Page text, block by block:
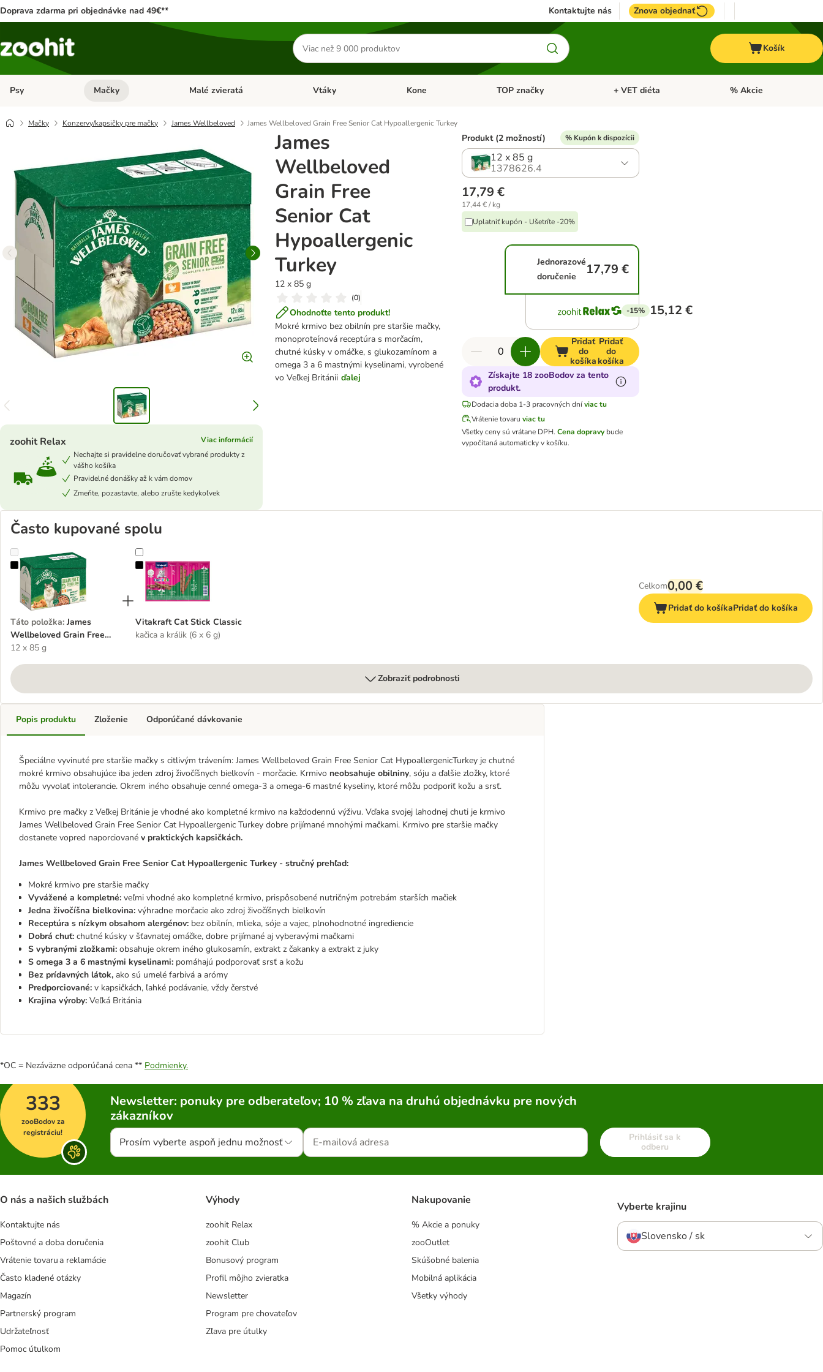
Doprava zdarma pri objednávke nad 49€** Kontaktujte nás Znova objednať
Hľadať
produkty
Košík
Psy Otvoriť menu: Psy
Mačky Otvoriť menu: Mačky
Malé zvieratá Otvoriť menu: Malé zvieratá
Vtáky Otvoriť menu: Vtáky
Kone Otvoriť menu: Kone
TOP značky Otvoriť menu: TOP značky
+ VET diéta Otvoriť menu: + VET diéta
% Akcie
Mačky Konzervy/kapsičky pre mačky James Wellbeloved James Wellbeloved Grain Free Senior Cat Hypoallergenic Turkey
James
Wellbeloved
Grain Free
Senior Cat
Hypoallergenic
Turkey
12 x 85 g
(0)
Ohodnoťte tento produkt!
Mokré krmivo bez obilnín pre staršie mačky,
monoproteínová receptúra s morčacím,
chutné kúsky v omáčke, s glukozamínom a
omega 3 a 6 mastnými kyselinami, vyrobené
vo Veľkej Británii ďalej
zoohit Relax
Viac informácií
Nechajte si pravidelne doručovať vybrané produkty z
vášho košíka
Pravidelné donášky až k vám domov
Zmeňte, pozastavte, alebo zrušte kedykoľvek
Produkt (2 možností) % Kupón k dispozícii
12 x 85 g
1378626.4
17,79 €
17,44 € / kg
Uplatniť kupón - Ušetríte -20%
Jednorazové
doručenie
17,79 €
-15% 15,12 €
Pridať
do
košíka
Pridať
do
košíka
Získajte 18 zooBodov za tento
produkt.
Dodacia doba 1-3 pracovných dní viac tu
Vrátenie tovaru viac tu
Všetky ceny sú vrátane DPH.Cena dopravy bude
vypočítaná automaticky v košíku.
Často kupované spolu
James Wellbeloved Grain Free Senior Cat Hypoallergenic Turkey
Táto položka: James
Wellbeloved Grain Free
Senior Cat Hypoallergenic
12 x 85 g
Vitakraft Cat Stick Classic
Vitakraft Cat Stick Classic
kačica a králik (6 x 6 g)
Celkom0,00 €
Pridať do košíkaPridať do košíka
Zobraziť podrobnosti
Popis produktu
Špeciálne vyvinuté pre staršie mačky s citlivým trávením: James Wellbeloved Grain Free Senior Cat HypoallergenicTurkey je chutné
mokré krmivo obsahujúce iba jeden zdroj živočíšnych bielkovín - morčacie. Krmivo neobsahuje obilniny, sóju a ďalšie zložky, ktoré
môžu vyvolať intolerancie. Okrem iného obsahuje cenné omega-3 a omega-6 mastné kyseliny, ktoré môžu podporiť kožu a srsť.
Krmivo pre mačky z Veľkej Británie je vhodné ako kompletné krmivo na každodennú výživu. Vďaka svojej lahodnej chuti je krmivo
James Wellbeloved Grain Free Senior Cat Hypoallergenic Turkey dobre prijímané mnohými mačkami. Krmivo pre staršie mačky
dostanete vopred naporciované v praktických kapsičkách.
James Wellbeloved Grain Free Senior Cat Hypoallergenic Turkey - stručný prehľad:
Mokré krmivo pre staršie mačky
Vyvážené a kompletné: veľmi vhodné ako kompletné krmivo, prispôsobené nutričným potrebám starších mačiek
Jedna živočíšna bielkovina: výhradne morčacie ako zdroj živočíšnych bielkovín
Receptúra s nízkym obsahom alergénov: bez obilnín, mlieka, sóje a vajec, plnohodnotné ingrediencie
Dobrá chuť: chutné kúsky v šťavnatej omáčke, dobre prijímané aj vyberavými mačkami
S vybranými zložkami: obsahuje okrem iného glukosamín, extrakt z čakanky a extrakt z juky
S omega 3 a 6 mastnými kyselinami: pomáhajú podporovať srsť a kožu
Bez prídavných látok, ako sú umelé farbivá a arómy
Predporciované: v kapsičkách, ľahké podávanie, vždy čerstvé
Krajina výroby: Veľká Británia
Zloženie Odporúčané dávkovanie
*OC = Nezáväzne odporúčaná cena ** Podmienky.
333
zooBodov za
registráciu!
Newsletter: ponuky pre odberateľov; 10 % zľava na druhú objednávku pre nových
zákazníkov
Prosím vyberte aspoň jednu možnosť
Prihlásiť sa k
odberu
O nás a našich službách
Kontaktujte nás
Poštovné a doba doručenia
Vrátenie tovaru a reklamácie
Často kladené otázky
Magazín
Partnerský program
Udržateľnosť
Pomoc útulkom
Výhody
zoohit Relax
zoohit Club
Bonusový program
Profil môjho zvieratka
Newsletter
Program pre chovateľov
Zľava pre útulky
Nakupovanie
% Akcie a ponuky
zooOutlet
Skúšobné balenia
Mobilná aplikácia
Všetky výhody
Vyberte krajinu
Slovensko / sk